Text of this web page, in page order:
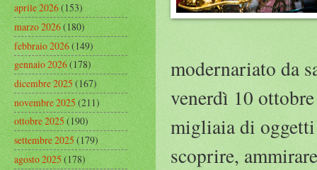
modernariato da
venerdì 10
migliaia di
scoprire,
aprile 2026(153)
marzo 2026(180)
febbraio 2026(149)
gennaio 2026(178)
dicembre 2025(167)
novembre 2025(211)
ottobre 2025(190)
settembre 2025(179)
agosto 2025(178)